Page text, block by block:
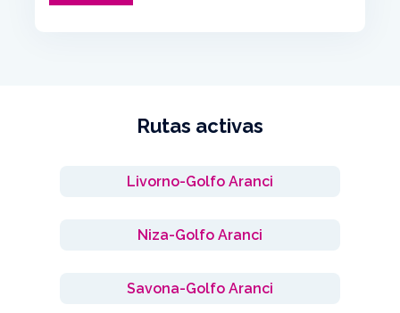
Rutas activas
Livorno-Golfo Aranci
Niza-Golfo Aranci
Savona-Golfo Aranci